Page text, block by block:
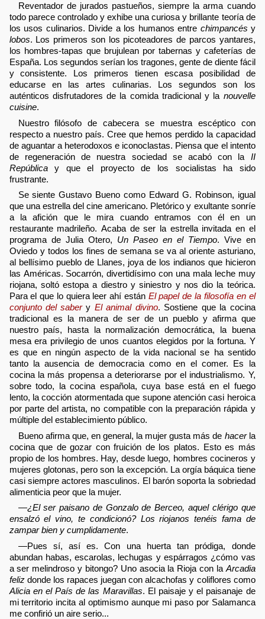
Reventador de jurados pastueños, siempre la arma cuando
todo parece controlado y exhibe una curiosa y brillante teoría de
los usos culinarios. Divide a los humanos entre chimpancés y
lobos. Los primeros son los picoteadores de parcos yantares,
los hombres-tapas que brujulean por tabernas y cafeterías de
España. Los segundos serían los tragones, gente de diente fácil
y consistente. Los primeros tienen escasa posibilidad de
educarse en las artes culinarias. Los segundos son los
auténticos disfrutadores de la comida tradicional y la nouvelle
cuisine.
Nuestro filósofo de cabecera se muestra escéptico con
respecto a nuestro país. Cree que hemos perdido la capacidad
de aguantar a heterodoxos e iconoclastas. Piensa que el intento
de regeneración de nuestra sociedad se acabó con la II
Repúblicay que el proyecto de los socialistas ha sido
frustrante.
Se siente Gustavo Bueno como Edward G. Robinson, igual
que una estrella del cine americano. Pletórico y exultante sonríe
a la afición que le mira cuando entramos con él en un
restaurante madrileño. Acaba de ser la estrella invitada en el
programa de Julia Otero, Un Paseo en el Tiempo. Vive en
Oviedo y todos los fines de semana se va al oriente asturiano,
al bellísimo pueblo de Llanes, joya de los indianos que hicieron
las Américas. Socarrón, divertidísimo con una mala leche muy
riojana, soltó estopa a diestro y siniestro y nos dio la teórica.
Para el que lo quiera leer ahí están El papel de la filosofía en el
conjunto del sabery El animal divino. Sostiene que la cocina
tradicional es la manera de ser de un pueblo y afirma que
nuestro país, hasta la normalización democrática, la buena
mesa era privilegio de unos cuantos elegidos por la fortuna. Y
es que en ningún aspecto de la vida nacional se ha sentido
tanto la ausencia de democracia como en el comer. Es la
cocina la más propensa a deteriorarse por el industrialismo. Y,
sobre todo, la cocina española, cuya base está en el fuego
lento, la cocción atormentada que supone atención casi heroica
por parte del artista, no compatible con la preparación rápida y
múltiple del establecimiento público.
Bueno afirma que, en general, la mujer gusta más de hacerla
cocina que de gozar con fruición de los platos. Esto es más
propio de los hombres. Hay, desde luego, hombres cocineros y
mujeres glotonas, pero son la excepción. La orgía báquica tiene
casi siempre actores masculinos. El barón soporta la sobriedad
alimenticia peor que la mujer.
—¿El ser paisano de Gonzalo de Berceo, aquel clérigo que
ensalzó el vino, te condicionó? Los riojanos tenéis fama de
zampar bien y cumplidamente.
—Pues sí, así es. Con una huerta tan pródiga, donde
abundan habas, escarolas, lechugas y espárragos ¿cómo vas
a ser melindroso y bitongo? Uno asocia la Rioja con la Arcadia
felizdonde los rapaces juegan con alcachofas y coliflores como
Alicia en el País de las Maravillas. El paisaje y el paisanaje de
mi territorio incita al optimismo aunque mi paso por Salamanca
me confirió un aire serio...